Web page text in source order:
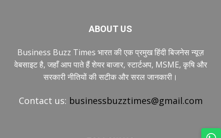
ABOUT US
Business Buzz Times भारत की एक प्रमुख हिंदी बिजनेस न्यूज़
वेबसाइट है, जहाँ आप पाते हैं शेयर बाजार, स्टार्टअप, MSME, कृषि और
सरकारी नीतियों की सटीक और सरल जानकारी।
Contact us: businessbuzztimes@gmail.com